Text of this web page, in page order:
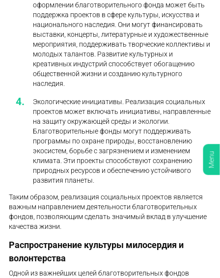
оформлении благотворительного фонда может быть
поддержка проектов в сфере культуры, искусства и
национального наследия. Они могут финансировать
выставки, концерты, литературные и художественные
мероприятия, поддерживать творческие коллективы и
молодых талантов. Развитие культурных и
креативных индустрий способствует обогащению
общественной жизни и созданию культурного
наследия.
Экологические инициативы. Реализация социальных
проектов может включать инициативы, направленные
на защиту окружающей среды и экологии.
Благотворительные фонды могут поддерживать
программы по охране природы, восстановлению
экосистем, борьбе с загрязнением и изменением
климата. Эти проекты способствуют сохранению
природных ресурсов и обеспечению устойчивого
развития планеты.
Таким образом, реализация социальных проектов является
важным направлением деятельности благотворительных
фондов, позволяющим сделать значимый вклад в улучшение
качества жизни.
Распространение культуры милосердия и
волонтерства
Одной из важнейших целей благотворительных фондов
Menu